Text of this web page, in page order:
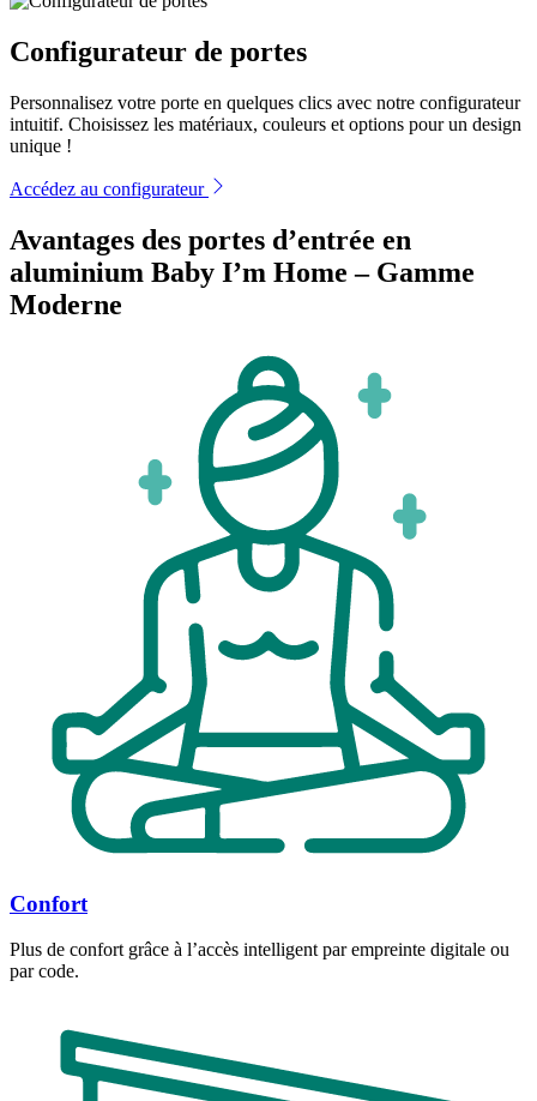
Configurateur de portes
Personnalisez votre porte en quelques clics avec notre configurateur
intuitif. Choisissez les matériaux, couleurs et options pour un design
unique !
Accédez au configurateur
Avantages des portes d’entrée en
aluminium Baby I’m Home – Gamme
Moderne
Confort
Plus de confort grâce à l’accès intelligent par empreinte digitale ou
par code.